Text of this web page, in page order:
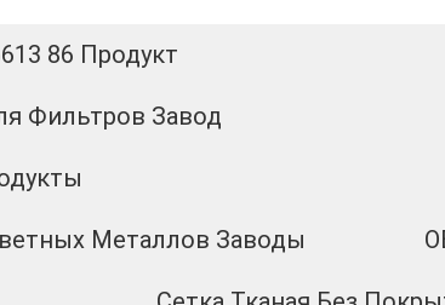
86 Продукт
Фильтров Завод
Металлов Заводы